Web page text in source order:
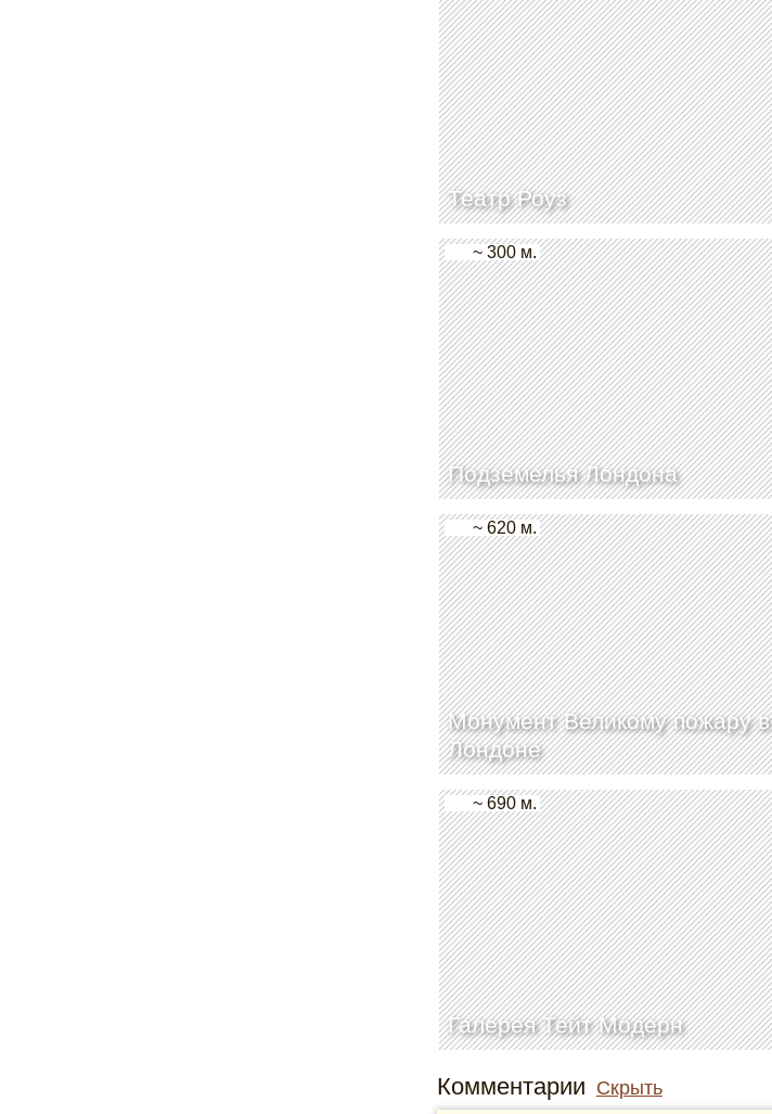
Театр Роуз
Подземелья Лондона
~ 300 м.
Монумент Великому пожару в
Лондоне
~ 620 м.
Галерея Тейт Модерн
~ 690 м.
Комментарии Скрыть